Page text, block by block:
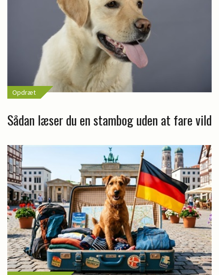
Opdræt
Sådan læser du en stambog uden at fare vild